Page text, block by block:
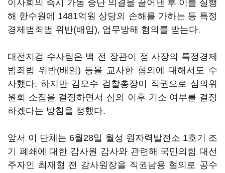
이사회의 즉시 가동 중단 의결을 끌어낸 후 이를 실행
해 한수원에 1481억원 상당의 손해를 가하는 등 특정
경제범죄법 위반(배임), 업무방해 혐의를 받는다.
대전지검 수사팀은 백 전 장관이 정 사장의 특정경제
범죄법 위반(배임) 등을 교사한 혐의에 대해서도 수
사했다. 하지만 김오수 검찰총장이 직권으로 심의위
원회 소집을 결정하면서 심의 이후 기소 여부를 결정
하겠다는 방침을 정했다.
앞서 이 단체는 6월28일 월성 원자력발전소 1호기 조
기 폐쇄에 대한 감사원 감사와 관련해 국민의힘 대선
주자인 최재형 전 감사원장을 직권남용 혐의로 공수